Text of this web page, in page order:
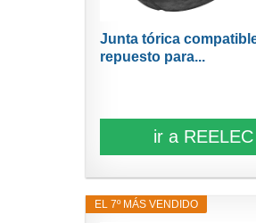
Junta tórica
repuesto para...
ir a REELEC
EL 7º MÁS VENDIDO